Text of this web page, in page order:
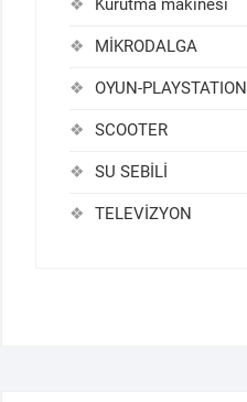
Kurutma makinesi
MİKRODALGA
OYUN-PLAYSTATION
SCOOTER
SU SEBİLİ
TELEVİZYON